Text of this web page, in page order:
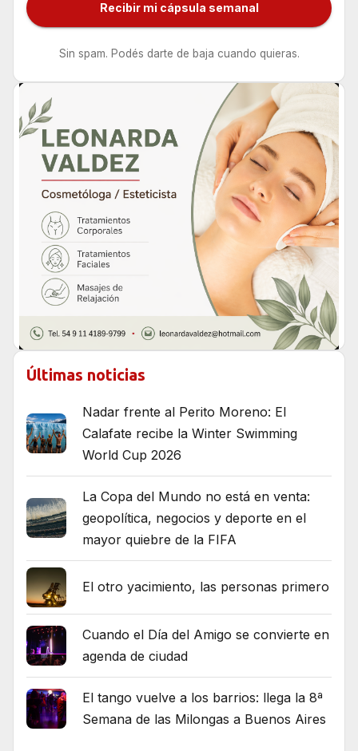
Recibir mi cápsula semanal
Sin spam. Podés darte de baja cuando quieras.
Últimas noticias
Nadar frente al Perito Moreno: El
Calafate recibe la Winter Swimming
World Cup 2026
La Copa del Mundo no está en venta:
geopolítica, negocios y deporte en el
mayor quiebre de la FIFA
El otro yacimiento, las personas primero
Cuando el Día del Amigo se convierte en
agenda de ciudad
El tango vuelve a los barrios: llega la 8ª
Semana de las Milongas a Buenos Aires